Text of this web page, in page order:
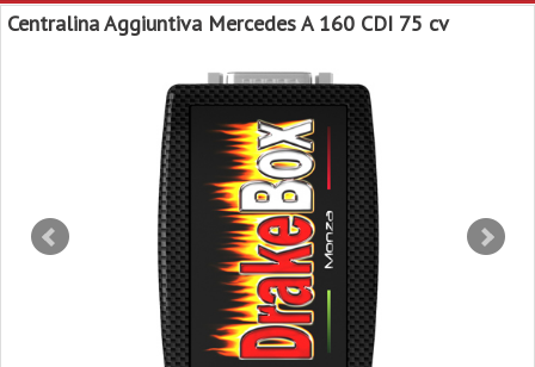
Centralina Aggiuntiva Mercedes A 160 CDI 75 cv